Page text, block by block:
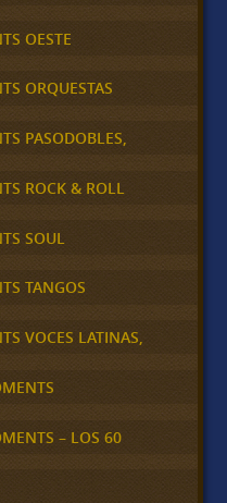
OESTE
ORQUESTAS
PASODOBLES,
ROCK & ROLL
SOUL
TANGOS
VOCES LATINAS,
– LOS 60